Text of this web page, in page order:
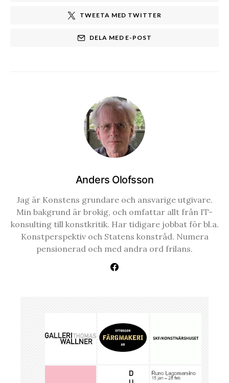
TWEETA MED TWITTER
DELA MED E-POST
Anders Olofsson
Jag är Konstens grundare och ansvarige utgivare.
Min bakgrund är brokig, och omfattar allt från IT-
konsulting till konstkritik. Har tidigare jobbat för bl.a.
Konstperspektiv och Statens konstråd. Numera
pensionerad och med andra ord frilans.